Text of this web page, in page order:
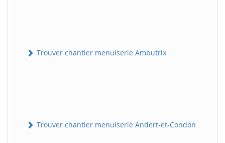
Trouver chantier menuiserie Ambutrix
Trouver chantier menuiserie Andert-et-Condon